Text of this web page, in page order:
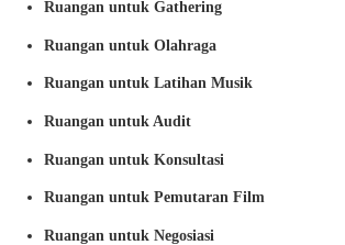
Ruangan untuk Gathering
Ruangan untuk Olahraga
Ruangan untuk Latihan Musik
Ruangan untuk Audit
Ruangan untuk Konsultasi
Ruangan untuk Pemutaran Film
Ruangan untuk Negosiasi